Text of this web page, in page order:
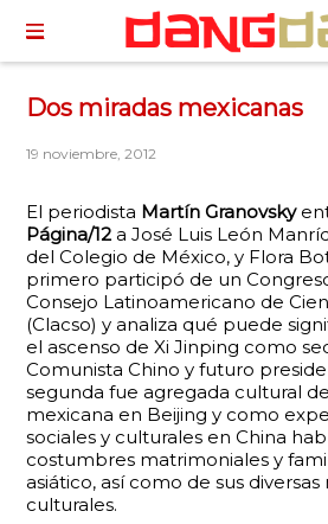
Dos miradas mexicanas
19 noviembre, 2012
El periodista Martín Granovsky
Página/12 a José Luis León
del Colegio de México, y Flora
primero participó de un
Consejo Latinoamericano de
(Clacso) y analiza qué puede
el ascenso de Xi Jinping como
Comunista Chino y futuro
segunda fue agregada cultural
mexicana en Beijing y como
sociales y culturales en China
costumbres matrimoniales y
asiático, así como de sus
culturales.